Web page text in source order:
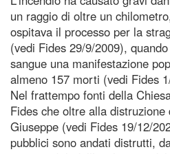
un raggio di oltre un
ospitava il processo per la
(vedi Fides 29/9/2009),
sangue una manifestazione
almeno 157 morti (vedi Fides
Nel frattempo fonti della
Fides che oltre alla
Giuseppe (vedi Fides 19/12/
pubblici sono andati distrutti,